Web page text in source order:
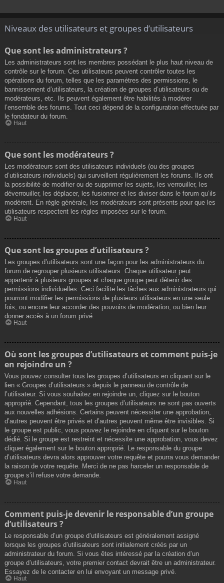
Niveaux des utilisateurs et groupes d’utilisateurs
Que sont les administrateurs ?
Les administrateurs sont les membres possédant le plus haut niveau de
contrôle sur le forum. Ces utilisateurs peuvent contrôler toutes les
opérations du forum, telles que les paramètres des permissions, le
bannissement d’utilisateurs, la création de groupes d’utilisateurs ou de
modérateurs, etc. Ils peuvent également être habilités à modérer
l’ensemble des forums. Tout ceci dépend de la configuration effectuée par
le fondateur du forum.
Haut
Que sont les modérateurs ?
Les modérateurs sont des utilisateurs individuels (ou des groupes
d’utilisateurs individuels) qui surveillent régulièrement les forums. Ils ont
la possibilité de modifier ou de supprimer les sujets, les verrouiller, les
déverrouiller, les déplacer, les fusionner et les diviser dans le forum qu’ils
modèrent. En règle générale, les modérateurs sont présents pour que les
utilisateurs respectent les règles imposées sur le forum.
Haut
Que sont les groupes d’utilisateurs ?
Les groupes d’utilisateurs sont une façon pour les administrateurs du
forum de regrouper plusieurs utilisateurs. Chaque utilisateur peut
appartenir à plusieurs groupes et chaque groupe peut détenir des
permissions individuelles. Ceci facilite les tâches aux administrateurs qui
pourront modifier les permissions de plusieurs utilisateurs en une seule
fois, ou encore leur accorder des pouvoirs de modération, ou bien leur
donner accès à un forum privé.
Haut
Où sont les groupes d’utilisateurs et comment puis-je
en rejoindre un ?
Vous pouvez consulter tous les groupes d’utilisateurs en cliquant sur le
lien « Groupes d’utilisateurs » depuis le panneau de contrôle de
l’utilisateur. Si vous souhaitez en rejoindre un, cliquez sur le bouton
approprié. Cependant, tous les groupes d’utilisateurs ne sont pas ouverts
aux nouvelles adhésions. Certains peuvent nécessiter une approbation,
d’autres peuvent être privés et d’autres peuvent même être invisibles. Si
le groupe est public, vous pouvez le rejoindre en cliquant sur le bouton
dédié. Si le groupe est restreint et nécessite une approbation, vous devez
cliquer également sur le bouton approprié. Le responsable du groupe
d’utilisateurs devra alors approuver votre requête et pourra vous demander
la raison de votre requête. Merci de ne pas harceler un responsable de
groupe s’il refuse votre demande.
Haut
Comment puis-je devenir le responsable d’un groupe
d’utilisateurs ?
Le responsable d’un groupe d’utilisateurs est généralement assigné
lorsque les groupes d’utilisateurs sont initialement créés par un
administrateur du forum. Si vous êtes intéressé par la création d’un
groupe d’utilisateurs, votre premier contact devrait être un administrateur.
Essayez de le contacter en lui envoyant un message privé.
Haut